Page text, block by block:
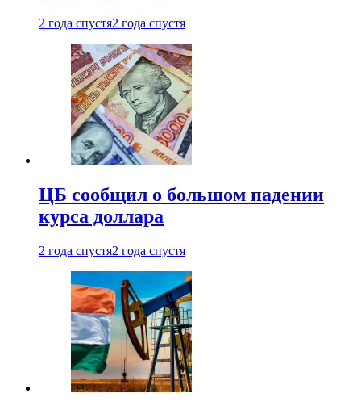
2 года спустя2 года спустя
ЦБ сообщил о большом падении
курса доллара
2 года спустя2 года спустя